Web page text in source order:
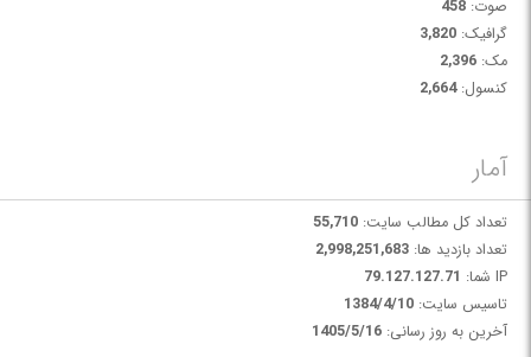
صوت: 458
گرافیک: 3,820
مک: 2,396
کنسول:2,664
آمار
تعداد کل مطالب سایت: 55,710
تعداد بازدید ها: 2,998,251,683
IP شما:
79.127.127.71
تاسیس سایت: 1384/4/10
آخرین به روز رسانی: 1405/5/16